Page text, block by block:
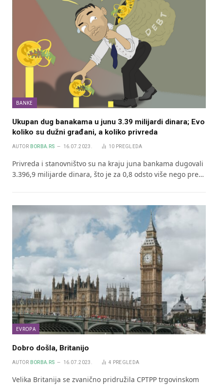
BANKE
Ukupan dug banakama u junu 3.39 milijardi dinara; Evo
koliko su dužni građani, a koliko privreda
AUTOR BORBA.RS 16.07.2023. 10 PREGLEDA
Privreda i stanovništvo su na kraju juna bankama dugovali
3.396,9 milijarde dinara, što je za 0,8 odsto više nego pre…
EVROPA
Dobro došla, Britanijo
AUTOR BORBA.RS 16.07.2023. 4 PREGLEDA
Velika Britanija se zvanično pridružila CPTPP trgovinskom